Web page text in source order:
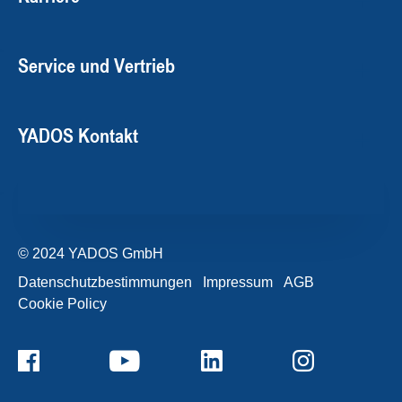
Service und Vertrieb
YADOS Kontakt
© 2024 YADOS GmbH
Datenschutzbestimmungen
Impressum
AGB
Cookie Policy